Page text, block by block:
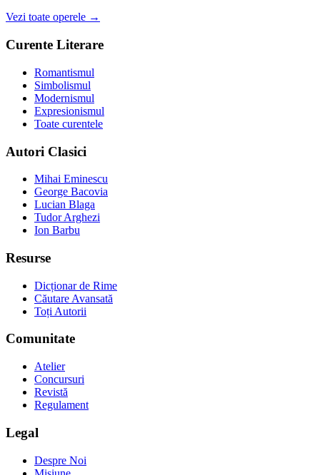
Vezi toate operele →
Curente Literare
Romantismul
Simbolismul
Modernismul
Expresionismul
Toate curentele
Autori Clasici
Mihai Eminescu
George Bacovia
Lucian Blaga
Tudor Arghezi
Ion Barbu
Resurse
Dicționar de Rime
Căutare Avansată
Toți Autorii
Comunitate
Atelier
Concursuri
Revistă
Regulament
Legal
Despre Noi